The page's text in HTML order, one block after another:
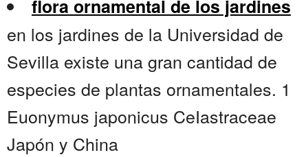
flora ornamental de los jardines
en los jardines de la Universidad de
Sevilla existe una gran cantidad de
especies de plantas ornamentales. 1
Euonymus japonicus CeIastraceae
Japón y China